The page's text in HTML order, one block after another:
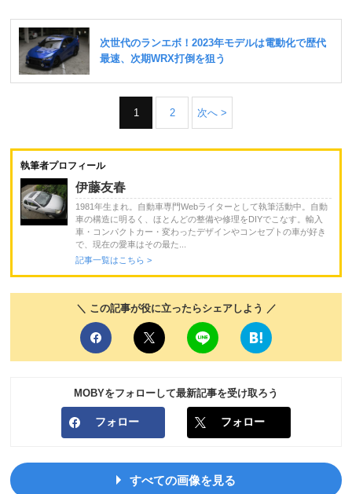
1 2 次へ >
執筆者プロフィール
伊藤友春
1981年生まれ。自動車専門Webライターとして執筆活動中。自動
車の構造に明るく、ほとんどの整備や修理をDIYでこなす。輸入
車・コンパクトカー・変わったデザインやコンセプトの車が好き
で、現在の愛車はその最た...
記事一覧はこちら >
＼ この記事が役に立ったらシェアしよう ／
MOBYをフォローして最新記事を受け取ろう
フォロー フォロー
すべての画像を見る